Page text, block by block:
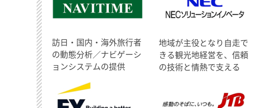
訪日・国内・海外旅行者
の動態分析／ナビゲーシ
ョンシステムの提供
地域が主役となり自走で
きる観光地経営を、信頼
の技術と情熱で支える